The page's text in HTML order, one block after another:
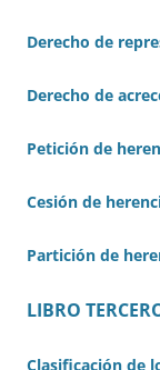
Derecho de
Derecho de
Petición de
Cesión de
Partición de
LIBRO
Clasificación de